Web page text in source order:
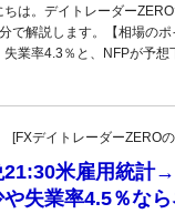
ちは。デイトレーダー
で解説します。【相場の
失業率4.3％と、NFPが予
デイトレーダーZERO
21:30米雇用統計
失業率4.5％な